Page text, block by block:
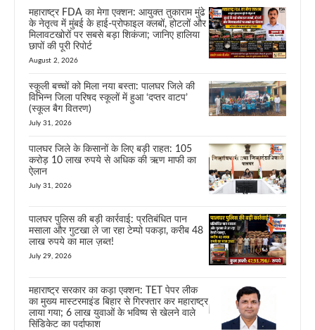
महाराष्ट्र FDA का मेगा एक्शन: आयुक्त तुकाराम मुंढे
के नेतृत्व में मुंबई के हाई-प्रोफाइल क्लबों, होटलों और
मिलावटखोरों पर सबसे बड़ा शिकंजा; जानिए हालिया
छापों की पूरी रिपोर्ट
August 2, 2026
स्कूली बच्चों को मिला नया बस्ता: पालघर जिले की
विभिन्न जिला परिषद स्कूलों में हुआ ‘दप्तर वाटप’
(स्कूल बैग वितरण)
July 31, 2026
पालघर जिले के किसानों के लिए बड़ी राहत: 105
करोड़ 10 लाख रुपये से अधिक की ऋण माफी का
ऐलान
July 31, 2026
पालघर पुलिस की बड़ी कार्रवाई: प्रतिबंधित पान
मसाला और गुटखा ले जा रहा टेम्पो पकड़ा, करीब 48
लाख रुपये का माल ज़ब्त!
July 29, 2026
महाराष्ट्र सरकार का कड़ा एक्शन: TET पेपर लीक
का मुख्य मास्टरमाइंड बिहार से गिरफ्तार कर महाराष्ट्र
लाया गया; 6 लाख युवाओं के भविष्य से खेलने वाले
सिंडिकेट का पर्दाफाश